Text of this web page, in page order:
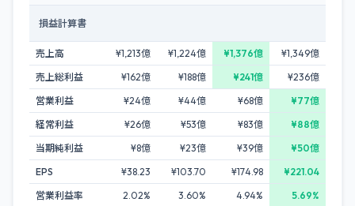
損益計算書
売上高 ¥1,213億 ¥1,224億 ¥1,376億
¥1,349億
売上総利益
¥162億 ¥188億 ¥241億
¥236億
営業利益
¥24億 ¥44億 ¥68億
¥77億
経常利益
¥26億 ¥53億 ¥83億
¥88億
当期純利益
¥8億 ¥23億 ¥39億
¥50億
EPS
¥38.23 ¥103.70 ¥174.98
¥221.04
営業利益率
2.02% 3.60% 4.94% 5.69%